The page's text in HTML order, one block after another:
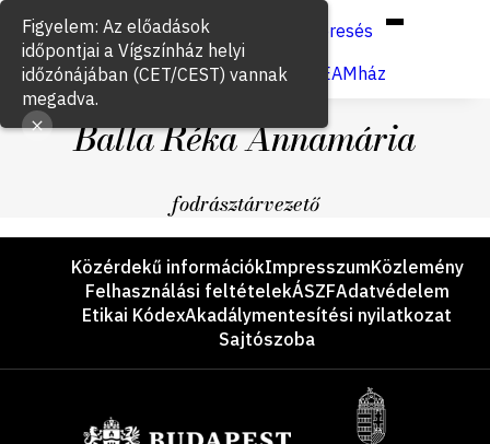
Keresés
Jegyvásárlás
VígSTREAMház
Balla Réka Annamária
fodrásztárvezető
LáblécKözérdekű információkImpresszumKözlemény
Felhasználási feltételekÁSZFAdatvédelem
Etikai KódexAkadálymentesítési nyilatkozat
Sajtószoba
Figyelem: Az előadások
időpontjai a Vígszínház helyi
időzónájában (CET/CEST) vannak
megadva.